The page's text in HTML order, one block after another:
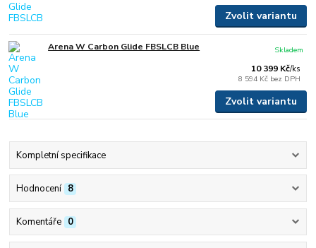
Zvolit variantu
Arena W Carbon Glide FBSLCB Blue
10 399 Kč/ks
8 594 Kč bez DPH
Skladem
Zvolit variantu
Kompletní specifikace
Hodnocení 8
Komentáře 0